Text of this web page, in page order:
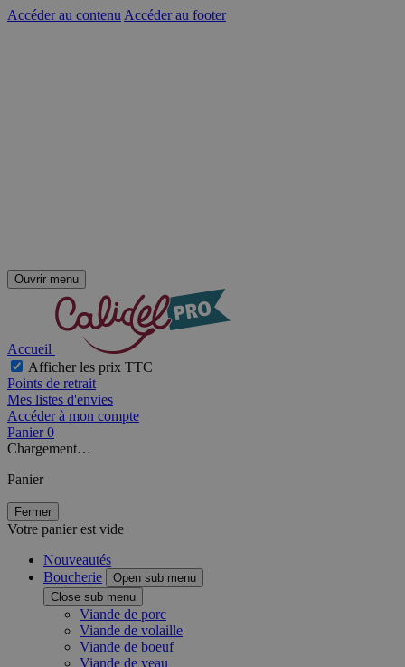
Accéder au contenu Accéder au footer
Ouvrir menu
Accueil
Afficher les prix TTC
Points de retrait
Mes listes d'envies
Accéder à mon compte
Panier 0
Chargement…
Panier
Fermer
Votre panier est vide
Nouveautés
Boucherie
Open sub menu
Close sub menu
Viande de porc
Viande de volaille
Viande de boeuf
Viande de veau